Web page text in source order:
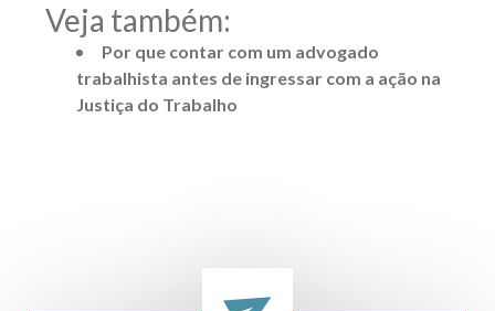
Veja também:
Por que contar com um advogado
trabalhista antes de ingressar com a ação na
Justiça do Trabalho